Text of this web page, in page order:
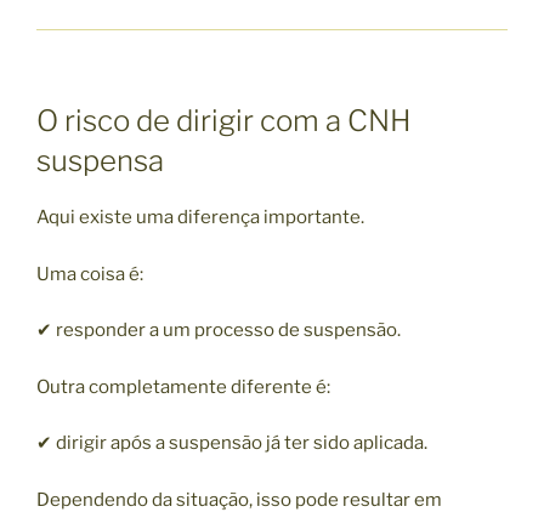
O risco de dirigir com a CNH
suspensa
Aqui existe uma diferença importante.
Uma coisa é:
✔ responder a um processo de suspensão.
Outra completamente diferente é:
✔ dirigir após a suspensão já ter sido aplicada.
Dependendo da situação, isso pode resultar em